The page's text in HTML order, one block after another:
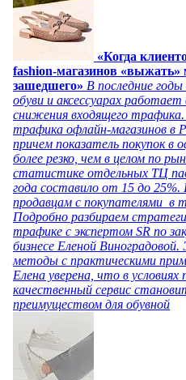
«Когда
fashion-магазинов «выжать»
зашедшего» В последние
обуви и аксессуарах работает
снижения входящего
трафика офлайн-магазинов в
причем показатель покупок в
более резко, чем в целом по
статистике отдельных ТЦ
года составило от 15 до
продавцам с покупателями в
Подробно разбираем
трафике с экспертом SR по
бизнесе Еленой
методы с практическими
Елена уверена, что в
качественный сервис
преимуществом для обувной